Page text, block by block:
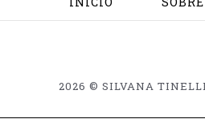
2026 © SILVANA TINELLI